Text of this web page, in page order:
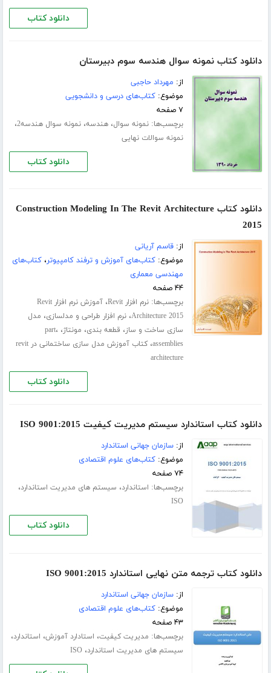
دانلود کتاب
دانلود کتاب نمونه سوال هندسه سوم دبیرستان
از: مهرداد حاجبی
موضوع:کتاب‌های درسی و دانشجویی
۷ صفحه
برچسب‌ها:نمونه سوال،هندسه،نمونه سوال هندسه2 ،
نمونه سوالات نهایی
دانلود کتاب
دانلود کتاب Construction Modeling In The Revit Architecture
2015
از:قاسم آریانی
موضوع:کتاب‌های آموزش و ترفند کامپیوتر،کتاب‌های
مهندسی معماری
۴۴ صفحه
برچسب‌ها:نرم افزار Revit ،
آموزش نرم افزار Revit
Architecture 2015،نرم افزار طراحی و مدلسازی، مدل
سازی ساخت و ساز، قطعه بندی، مونتاژ، part،
assemblies،
کتاب آموزش مدل سازی ساختمانی در revit
architecture
دانلود کتاب
دانلود کتاب استاندارد سیستم مدیریت کیفیت ISO 9001:2015
از:سازمان جهانی استاندارد
موضوع:کتاب‌های علوم اقتصادی
۷۴ صفحه
برچسب‌ها: استاندارد، سیستم های مدیریت استاندارد،
ISO
دانلود کتاب
دانلود کتاب ترجمه متن نهایی استاندارد ISO 9001:2015
از:سازمان جهانی استاندارد
موضوع:کتاب‌های علوم اقتصادی
۴۳ صفحه
برچسب‌ها: مدیریت کیفیت، استادارد آموزش، استاندارد،
سیستم های مدیریت استاندارد، ISO